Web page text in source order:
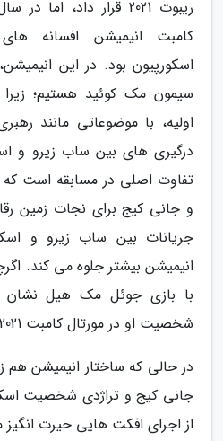
کامبت انیمیشن افسانه های
اسکورپیون بود. در این
سیمون مک کوئید هستیم؛
اولیه، با موضوعاتی مانند
درگیری های بین ساب زیرو و
تفاوت اصلی در مسابقه است که
و جانی کیج برای نجات زمین
جریانات بین ساب زیرو و
انیمیشن بیشتر جلوه می کند.
با بازی جوئل مک هیل
شخصیت او در مورتال کامبت 2021 خالی است.
در حالی که ساختار انیمیشن
جانی کیج و تراژدی شخصیت
از اجرای افکت هایی حیرت